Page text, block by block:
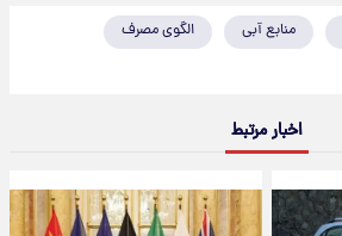
منابع آبی
الگوی مصرف
اخبار مرتبط